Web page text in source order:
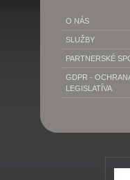
O NÁS
SLUŽBY
PARTNERSKÉ
GDPR -
LEGISLATÍVA